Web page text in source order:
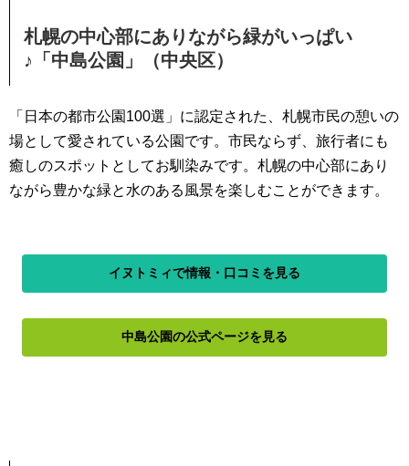
札幌の中心部にありながら緑がいっぱい
♪「中島公園」（中央区）
「日本の都市公園100選」に認定された、札幌市民の憩いの
場として愛されている公園です。市民ならず、旅行者にも
癒しのスポットとしてお馴染みです。札幌の中心部にあり
ながら豊かな緑と水のある風景を楽しむことができます。
イヌトミィで情報・口コミを見る
中島公園の公式ページを見る